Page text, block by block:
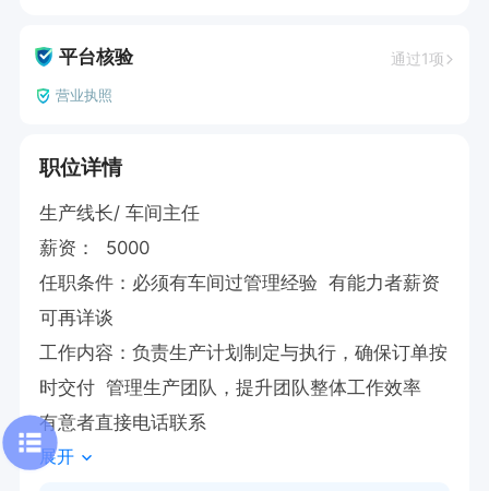
平台核验 通过1项
营业执照
职位详情
生产线长/ 车间主任
薪资：  5000
任职条件：必须有车间过管理经验  有能力者薪资
可再详谈
工作内容：负责生产计划制定与执行，确保订单按
时交付  管理生产团队，提升团队整体工作效率
有意者直接电话联系
展开